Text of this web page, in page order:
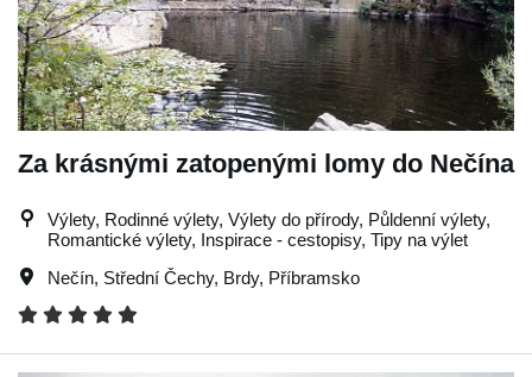
Za krásnými zatopenými lomy do Nečína
Výlety, Rodinné výlety, Výlety do přírody, Půldenní výlety,
Romantické výlety, Inspirace - cestopisy, Tipy na výlet
Nečín, Střední Čechy, Brdy, Příbramsko